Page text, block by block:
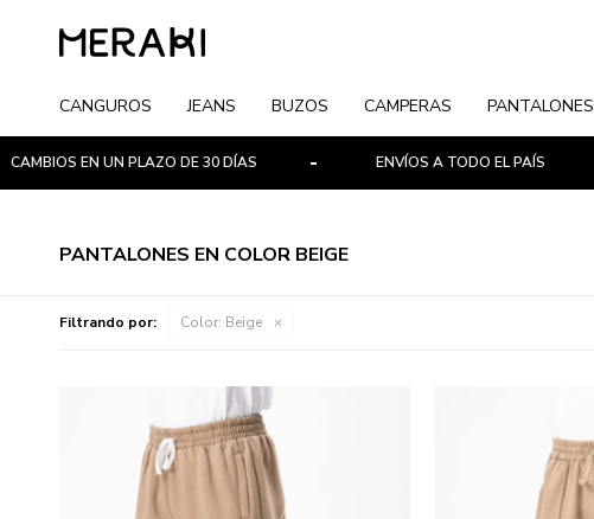
CANGUROS JEANS BUZOS CAMPERAS PANTALONES
EN UN PLAZO DE 30 DÍAS ENVÍOS A TODO EL PAÍS
PANTALONES EN COLOR BEIGE
Filtrando por: Color: Beige